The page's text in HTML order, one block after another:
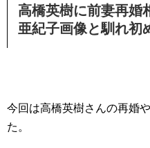
高橋英樹に前妻再婚
亜紀子画像と馴れ初
今回は高橋英樹さんの再婚
た。